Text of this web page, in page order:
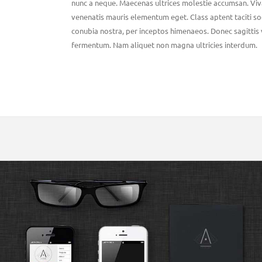
nunc a neque. Maecenas ultrices molestie accumsan.
venenatis mauris elementum eget. Class aptent taciti
conubia nostra, per inceptos himenaeos. Donec
fermentum. Nam aliquet non magna ultricies interdum.